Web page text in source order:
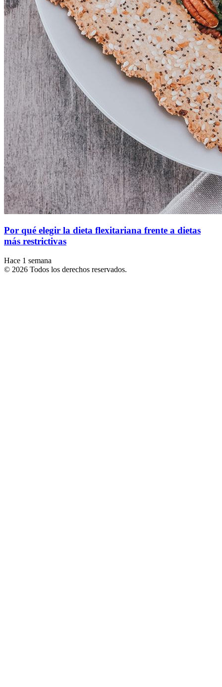
Por qué elegir la dieta flexitariana frente a dietas
más restrictivas
Hace 1 semana
© 2026 Todos los derechos reservados.